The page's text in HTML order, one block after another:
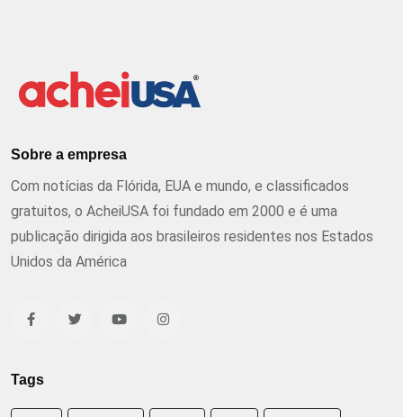
Sobre a empresa
Com notícias da Flórida, EUA e mundo, e classificados
gratuitos, o AcheiUSA foi fundado em 2000 e é uma
publicação dirigida aos brasileiros residentes nos Estados
Unidos da América
Tags